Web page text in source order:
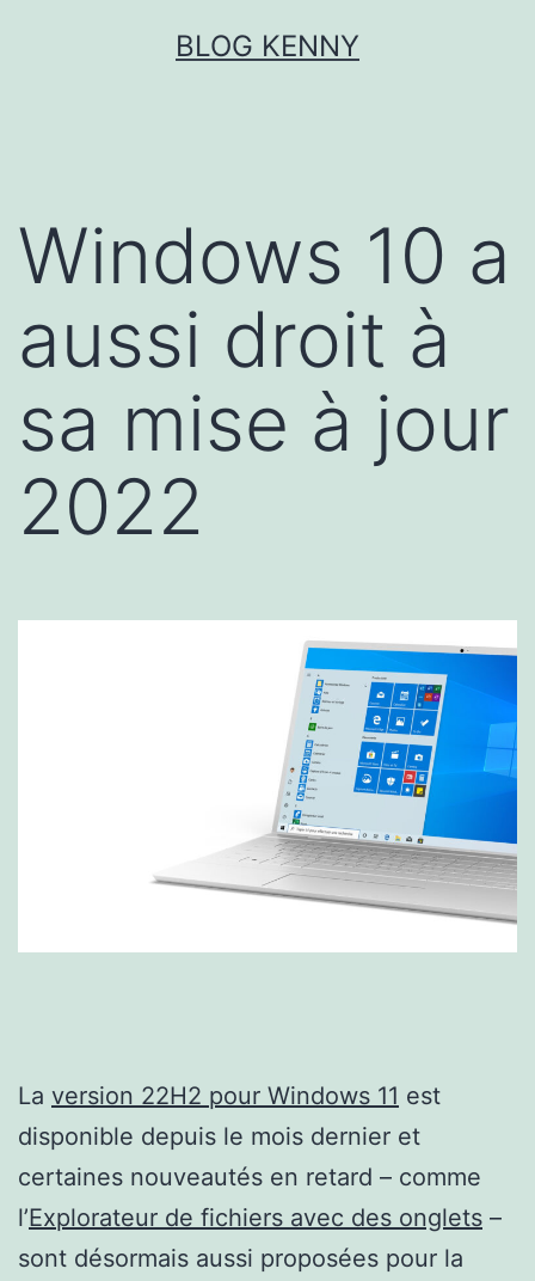
BLOG KENNY
Windows 10 a
aussi droit à
sa mise à jour
2022
La version 22H2 pour Windows 11 est
disponible depuis le mois dernier et
certaines nouveautés en retard – comme
l’Explorateur de fichiers avec des onglets –
sont désormais aussi proposées pour la